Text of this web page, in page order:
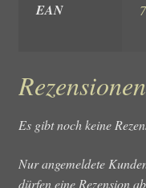
EAN
Rezensionen
Es gibt noch keine
Nur angemeldete
dürfen eine Rezension